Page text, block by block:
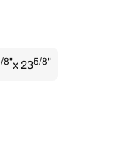
8"x 235/8"